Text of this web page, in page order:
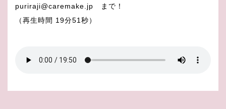
puriraji@caremake.jp まで！
（再生時間 19分51秒）